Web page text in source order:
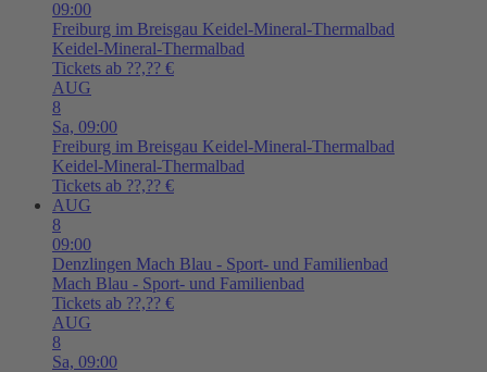
09:00
Freiburg im Breisgau Keidel-Mineral-Thermalbad
Keidel-Mineral-Thermalbad
Tickets ab ??,?? €
AUG
8
Sa, 09:00
Freiburg im Breisgau Keidel-Mineral-Thermalbad
Keidel-Mineral-Thermalbad
Tickets ab ??,?? €
AUG
8
09:00
Denzlingen Mach Blau - Sport- und Familienbad
Mach Blau - Sport- und Familienbad
Tickets ab ??,?? €
AUG
8
Sa, 09:00